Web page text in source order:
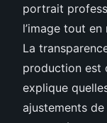
portrait
l’image tout
La
production est
explique
ajustements